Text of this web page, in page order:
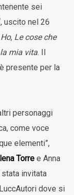
sei
uscito nel 26
Ho, Le cose che
mia vita. Il
presente per la
personaggi
come voce
elementi”,
Torree Anna
invitata
dove si